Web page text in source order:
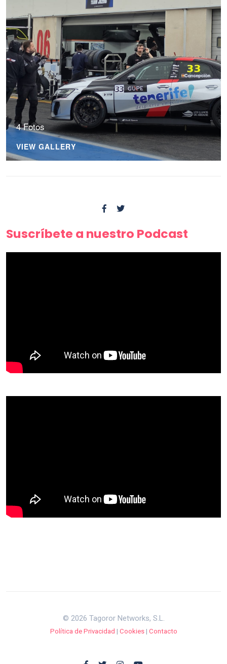
4 Fotos
VIEW GALLERY
Suscríbete a nuestro Podcast
© 2026 Tagoror Networks, S.L.
Política de Privacidad | Cookies| Contacto